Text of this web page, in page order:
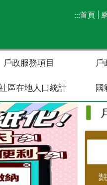
:::首頁
戶政服務項目 戶
區在地人口統計 國